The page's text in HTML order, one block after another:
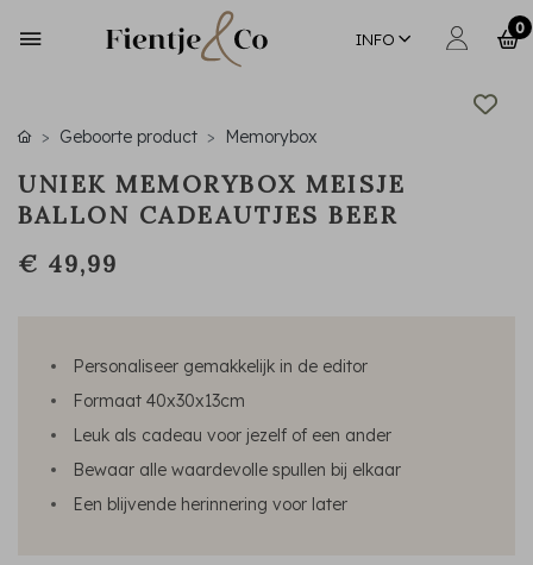
INFO
0
Geboorte product Memorybox
UNIEK MEMORYBOX MEISJE
BALLON CADEAUTJES BEER
€ 49,99
Personaliseer gemakkelijk in de editor
Formaat 40x30x13cm
Leuk als cadeau voor jezelf of een ander
Bewaar alle waardevolle spullen bij elkaar
Een blijvende herinnering voor later